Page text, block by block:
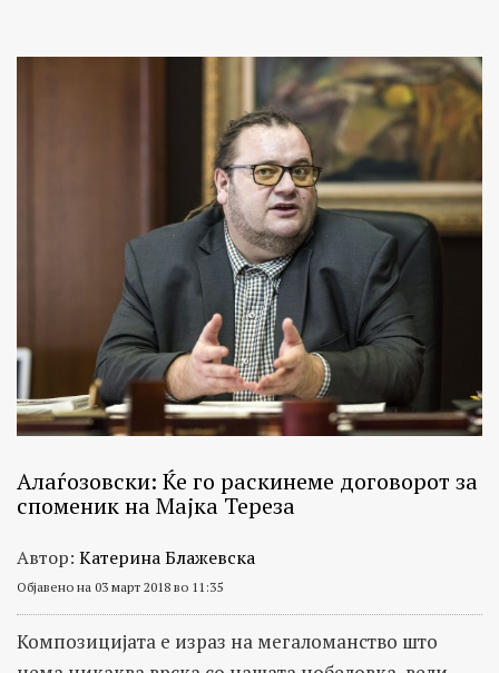
Алаѓозовски: Ќе го раскинеме договорот за
споменик на Мајка Тереза
Автор: Катерина Блажевска
Објавено на 03 март 2018 во 11:35
Композицијата е израз на мегаломанство што